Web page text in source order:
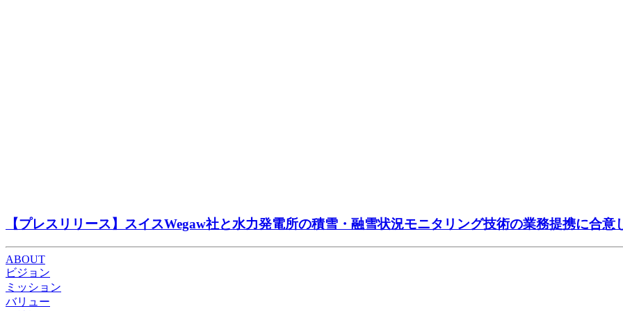
【プレスリリース】スイスWegaw社と水力発電所の積雪・融雪状況モニタリング技術の業務提携に合意
ABOUT
ビジョン
ミッション
バリュー